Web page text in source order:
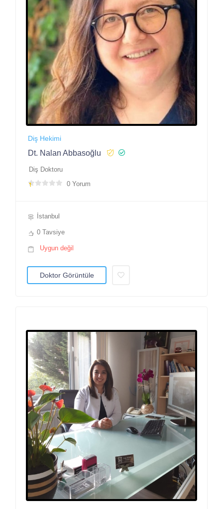
Diş Hekimi
Dt. Nalan Abbasoğlu
Diş Doktoru
0 Yorum
İstanbul
0 Tavsiye
Uygun değil
Doktor Görüntüle